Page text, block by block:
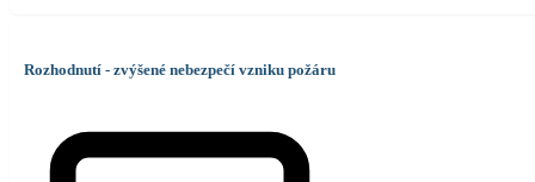
Rozhodnutí - zvýšené nebezpečí vzniku požáru